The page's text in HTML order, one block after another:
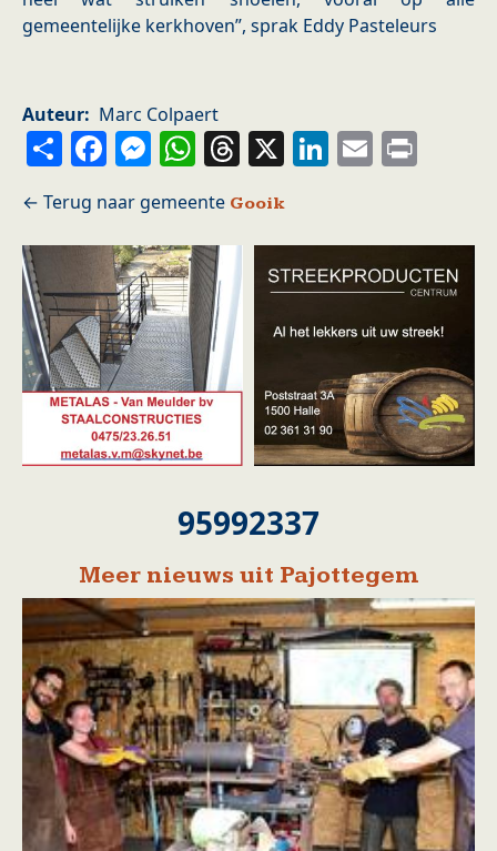
gemeentelijke kerkhoven”, sprak Eddy Pasteleurs
Auteur Marc Colpaert
ShareFacebook
Messenger
WhatsApp
Threads
X LinkedIn
Email
Gooik
95992337
Meer nieuws uit Pajottegem